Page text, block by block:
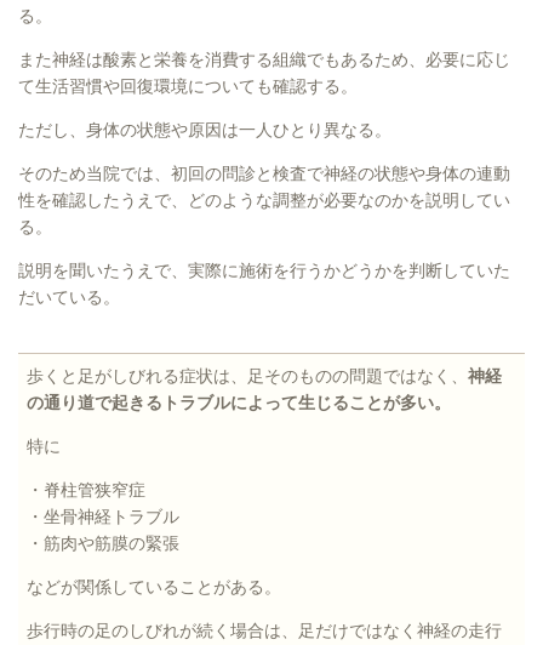
る。
また神経は酸素と栄養を消費する組織でもあるため、必要に応じ
て生活習慣や回復環境についても確認する。
ただし、身体の状態や原因は一人ひとり異なる。
そのため当院では、初回の問診と検査で神経の状態や身体の連動
性を確認したうえで、どのような調整が必要なのかを説明してい
る。
説明を聞いたうえで、実際に施術を行うかどうかを判断していた
だいている。
歩くと足がしびれる症状は、足そのものの問題ではなく、 神経
の通り道で起きるトラブルによって生じることが多い。
特に
・脊柱管狭窄症
・坐骨神経トラブル
・筋肉や筋膜の緊張
などが関係していることがある。
歩行時の足のしびれが続く場合は、足だけではなく神経の走行